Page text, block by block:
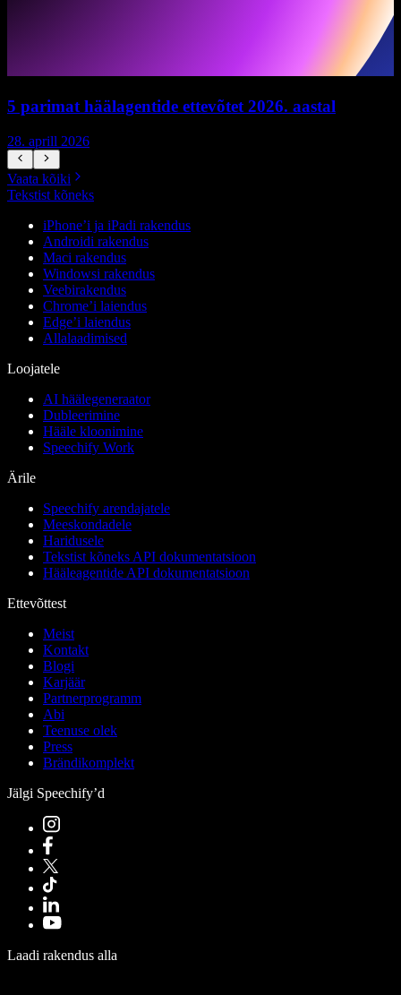
5 parimat häälagentide ettevõtet 2026. aastal
28. aprill 2026
Vaata kõiki
Tekstist kõneks
iPhone’i ja iPadi rakendus
Androidi rakendus
Maci rakendus
Windowsi rakendus
Veebirakendus
Chrome’i laiendus
Edge’i laiendus
Allalaadimised
Loojatele
AI häälegeneraator
Dubleerimine
Hääle kloonimine
Speechify Work
Ärile
Speechify arendajatele
Meeskondadele
Haridusele
Tekstist kõneks API dokumentatsioon
Hääleagentide API dokumentatsioon
Ettevõttest
Meist
Kontakt
Blogi
Karjäär
Partnerprogramm
Abi
Teenuse olek
Press
Brändikomplekt
Jälgi Speechify’d
Laadi rakendus alla